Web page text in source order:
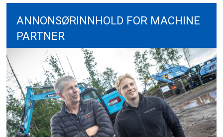
ANNONSØRINNHOLD FOR MACHINE
PARTNER